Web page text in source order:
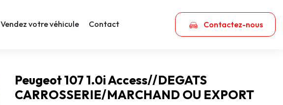
Vendez votre véhicule Contact Contactez-nous
Peugeot 107 1.0i Access//DEGATS
CARROSSERIE/MARCHAND OU EXPORT